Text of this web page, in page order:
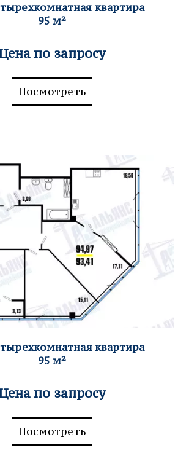
атная квартира
95м²
по запросу
Посмотреть
натная квартира
95м²
по запросу
Посмотреть